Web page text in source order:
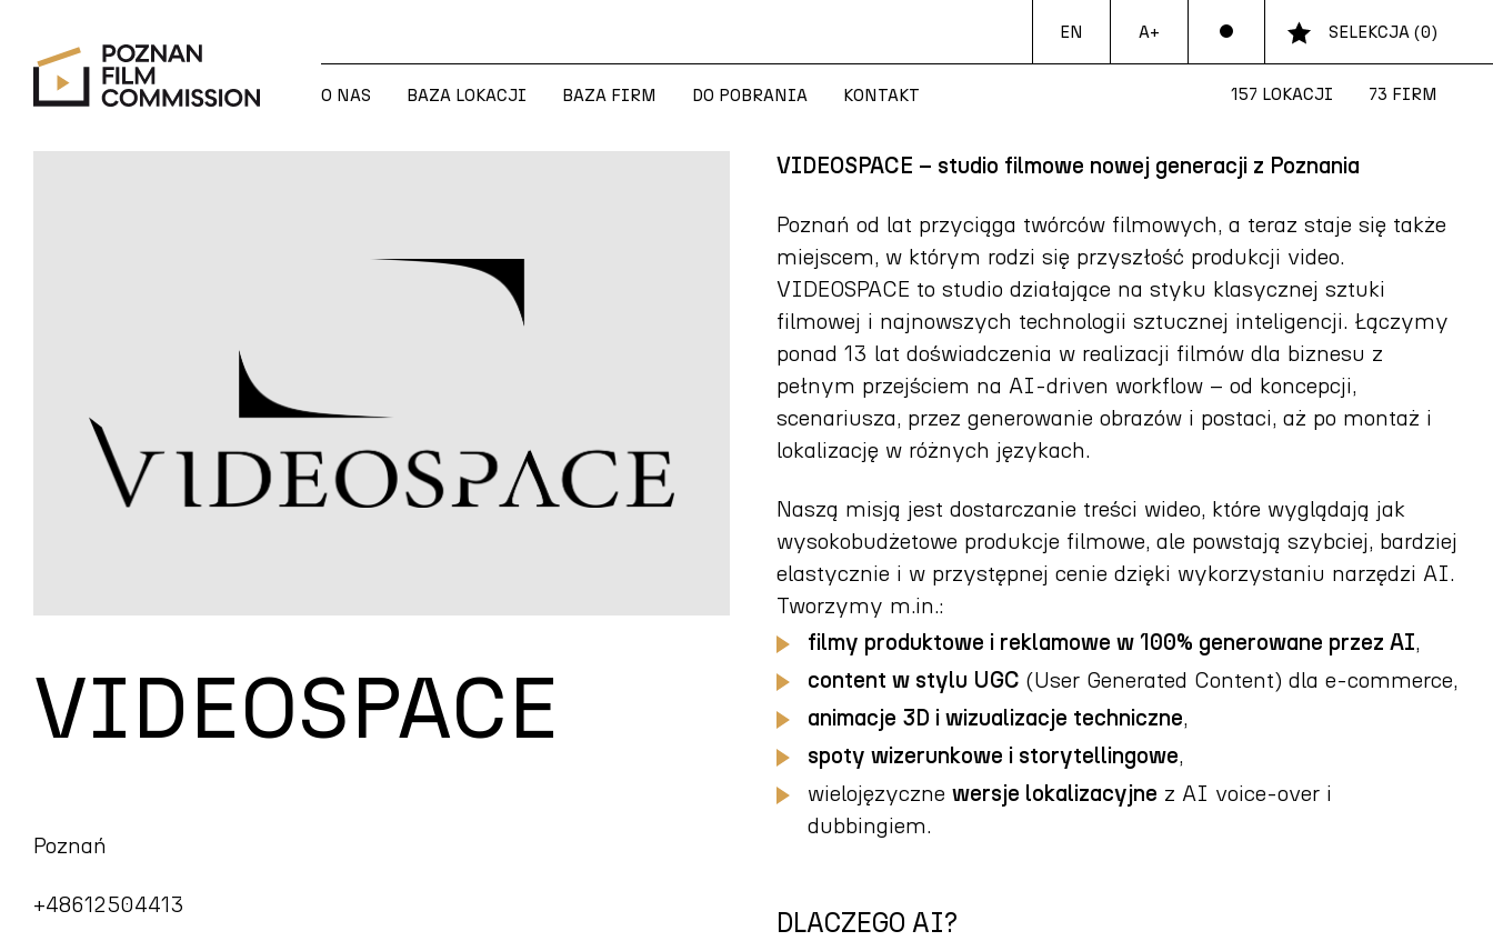
EN A+ SELEKCJA (0)
O NAS
BAZA LOKACJI
BAZA FIRM
DO POBRANIA
KONTAKT
157 LOKACJI 73 FIRM
VIDEOSPACE
Poznań
+48612504413
VIDEOSPACE – studio filmowe nowej generacji z Poznania
Poznań od lat przyciąga twórców filmowych, a teraz staje się także
miejscem, w którym rodzi się przyszłość produkcji video.
VIDEOSPACE to studio działające na styku klasycznej sztuki
filmowej i najnowszych technologii sztucznej inteligencji. Łączymy
ponad 13 lat doświadczenia w realizacji filmów dla biznesu z
pełnym przejściem na AI-driven workflow – od koncepcji,
scenariusza, przez generowanie obrazów i postaci, aż po montaż i
lokalizację w różnych językach.
Naszą misją jest dostarczanie treści wideo, które wyglądają jak
wysokobudżetowe produkcje filmowe, ale powstają szybciej, bardziej
elastycznie i w przystępnej cenie dzięki wykorzystaniu narzędzi AI.
Tworzymy m.in.:
filmy produktowe i reklamowe w 100% generowane przez AI,
content w stylu UGC (User Generated Content) dla e-commerce,
animacje 3D i wizualizacje techniczne,
spoty wizerunkowe i storytellingowe,
wielojęzyczne wersje lokalizacyjne z AI voice-over i
dubbingiem.
DLACZEGO AI?